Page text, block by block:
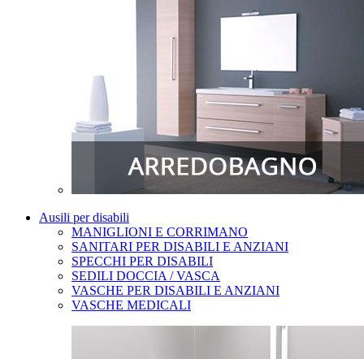
Ausili per disabili
MANIGLIONI E CORRIMANO
SANITARI PER DISABILI E ANZIANI
SPECCHI PER DISABILI
SEDILI DOCCIA / VASCA
VASCHE PER DISABILI E ANZIANI
VASCHE MEDICALI